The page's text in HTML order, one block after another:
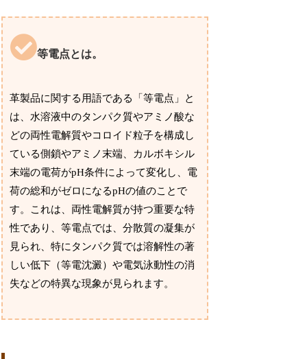
等電点とは。
革製品に関する用語である「等電点」と
は、水溶液中のタンパク質やアミノ酸な
どの両性電解質やコロイド粒子を構成し
ている側鎖やアミノ末端、カルボキシル
末端の電荷がpH条件によって変化し、電
荷の総和がゼロになるpHの値のことで
す。これは、両性電解質が持つ重要な特
性であり、等電点では、分散質の凝集が
見られ、特にタンパク質では溶解性の著
しい低下（等電沈澱）や電気泳動性の消
失などの特異な現象が見られます。